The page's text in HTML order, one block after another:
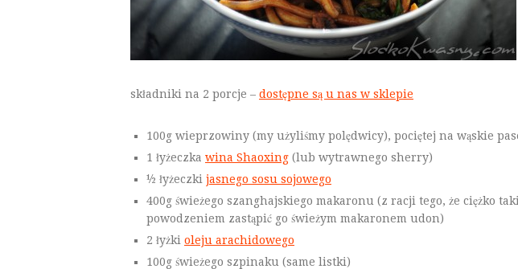
składniki na 2 porcje – dostępne są u nas w sklepie
100g wieprzowiny (my użyliśmy polędwicy), pociętej na wąskie
1 łyżeczka wina Shaoxing (lub wytrawnego sherry)
½ łyżeczki jasnego sosu sojowego
400g świeżego szanghajskiego makaronu (z racji tego, że ciężko
powodzeniem zastąpić go świeżym makaronem udon)
2 łyżki oleju arachidowego
100g świeżego szpinaku (same listki)